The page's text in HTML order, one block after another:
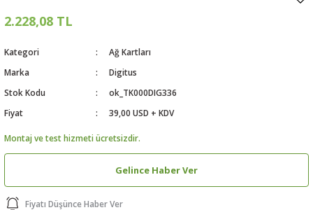
2.228,08 TL
Kategori
Ağ Kartları
Marka
Digitus
Stok Kodu
ok_TK000DIG336
Fiyat
39,00 USD + KDV
Montaj ve test hizmeti ücretsizdir.
Gelince Haber Ver
Fiyatı Düşünce Haber Ver